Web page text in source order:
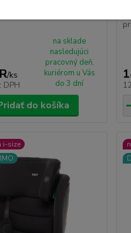
/ks
DPH
na sklade
nasledujúci
pracovný deň,
kuriérom u Vás
do 3 dní
do košíka
i-size